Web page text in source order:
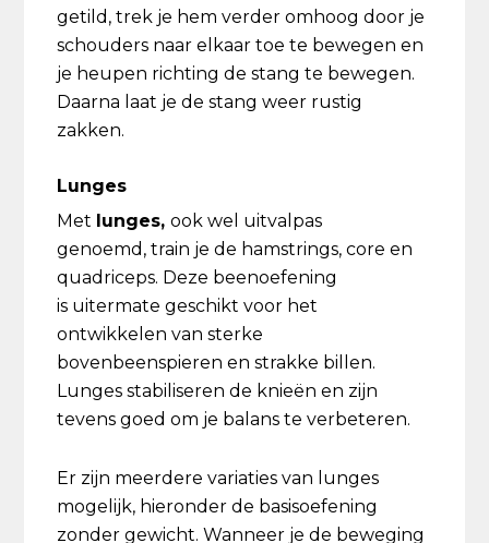
getild, trek je hem verder omhoog door je
schouders naar elkaar toe te bewegen en
je heupen richting de stang te bewegen.
Daarna laat je de stang weer rustig
zakken.
Lunges
Met lunges,ook wel uitvalpas
genoemd, train je de hamstrings, core en
quadriceps. Deze beenoefening
is uitermate geschikt voor het
ontwikkelen van sterke
bovenbeenspieren en strakke billen.
Lunges stabiliseren de knieën en zijn
tevens goed om je balans te verbeteren.
Er zijn meerdere variaties van lunges
mogelijk, hieronder de basisoefening
zonder gewicht. Wanneer je de beweging